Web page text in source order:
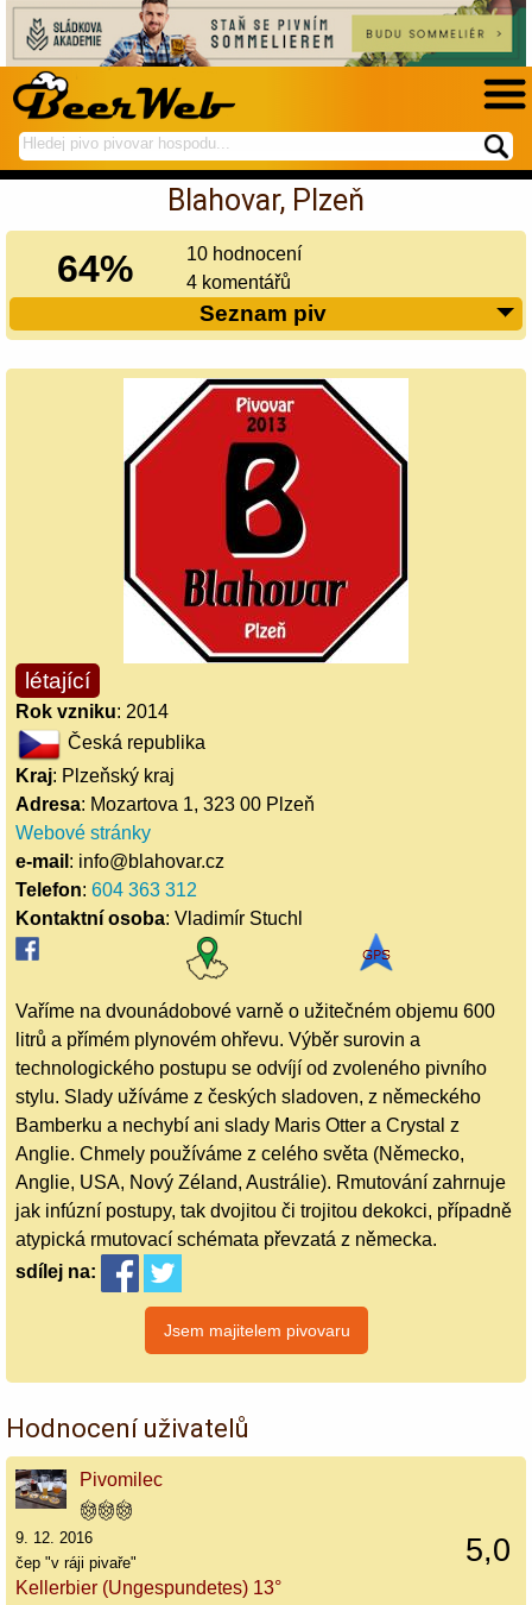
hledej
na
spustí
hledání
Blahovar, Plzeň
64%
10 hodnocení
4 komentářů
Seznam piv
létající
Rok vzniku: 2014
Česká republika
Kraj: Plzeňský kraj
Adresa: Mozartova 1, 323 00 Plzeň
Webové stránky
e-mail : info@blahovar.cz
Telefon: 604 363 312
Kontaktní osoba: Vladimír Stuchl
Vaříme na dvounádobové varně o užitečném objemu 600
litrů a přímém plynovém ohřevu. Výběr surovin a
technologického postupu se odvíjí od zvoleného pivního
stylu. Slady užíváme z českých sladoven, z německého
Bamberku a nechybí ani slady Maris Otter a Crystal z
Anglie. Chmely používáme z celého světa (Německo,
Anglie, USA, Nový Zéland, Austrálie). Rmutování zahrnuje
jak infúzní postupy, tak dvojitou či trojitou dekokci, případně
atypická rmutovací schémata převzatá z německa.
sdílej na:
Hodnocení uživatelů
Pivomilec
5,0
9. 12. 2016
čep "v ráji pivaře"
Kellerbier (Ungespundetes) 13°